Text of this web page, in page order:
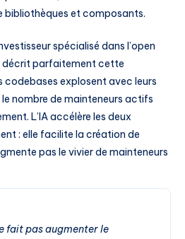
bibliothèques et composants.
spécialisé dans l’open
décrit parfaitement cette
codebases explosent avec leurs
le nombre de mainteneurs actifs
L’IA accélère les deux
: elle facilite la création de
pas le vivier de mainteneurs
fait pas augmenter le